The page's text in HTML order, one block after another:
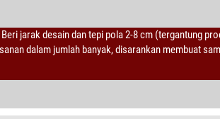
jarak desain dan tepi pola 2-8 cm (tergantung
dalam jumlah banyak, disarankan membuat